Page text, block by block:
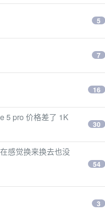
5
7
16
5 pro 价格差了 1K
30
感觉换来换去也没
54
3